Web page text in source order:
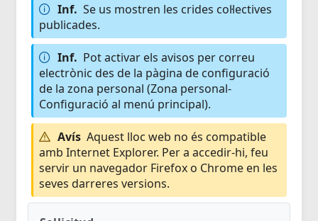
Inf. Se us mostren les crides col·lectives
publicades.
Inf. Pot activar els avisos per correu
electrònic des de la pàgina de configuració
de la zona personal (Zona personal-
Configuració al menú principal).
Avís Aquest lloc web no és compatible
amb Internet Explorer. Per a accedir-hi, feu
servir un navegador Firefox o Chrome en les
seves darreres versions.